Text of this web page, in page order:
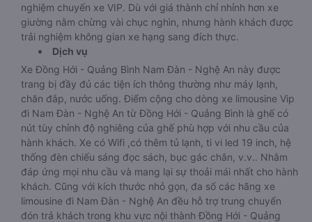
nghiệm chuyến xe VIP. Dù với giá thành chỉ nhỉnh hơn xe
giường nằm chừng vài chục nghìn, nhưng hành khách được
trải nghiệm không gian xe hạng sang đích thực.
Dịch vụ
Xe Đồng Hới - Quảng Bình Nam Đàn - Nghệ An này được
trang bị đầy đủ các tiện ích thông thường như máy lạnh,
chăn đắp, nước uống. Điểm cộng cho dòng xe limousine Vip
đi Nam Đàn - Nghệ An từ Đồng Hới - Quảng Bình là ghế có
nút tùy chỉnh độ nghiêng của ghế phù hợp với nhu cầu của
hành khách. Xe có Wifi ,có thêm tủ lạnh, ti vi led 19 inch, hệ
thống đèn chiếu sáng đọc sách, bục gác chân, v.v.. Nhằm
đáp ứng mọi nhu cầu và mang lại sự thoải mái nhất cho hành
khách. Cũng với kích thước nhỏ gọn, đa số các hãng xe
limousine đi Nam Đàn - Nghệ An đều hỗ trợ trung chuyển
đón trả khách trong khu vực nội thành Đồng Hới - Quảng